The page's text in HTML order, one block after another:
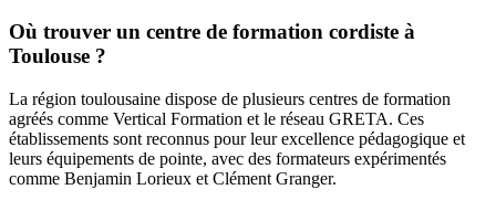
Où trouver un centre de formation cordiste à
Toulouse ?
La région toulousaine dispose de plusieurs centres de formation
agréés comme Vertical Formation et le réseau GRETA. Ces
établissements sont reconnus pour leur excellence pédagogique et
leurs équipements de pointe, avec des formateurs expérimentés
comme Benjamin Lorieux et Clément Granger.